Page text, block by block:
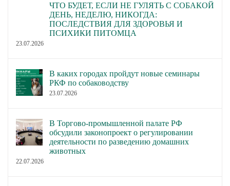
ЧТО БУДЕТ, ЕСЛИ НЕ ГУЛЯТЬ С СОБАКОЙ
ДЕНЬ, НЕДЕЛЮ, НИКОГДА:
ПОСЛЕДСТВИЯ ДЛЯ ЗДОРОВЬЯ И
ПСИХИКИ ПИТОМЦА
23.07.2026
В каких городах пройдут новые семинары
РКФ по собаководству
23.07.2026
В Торгово-промышленной палате РФ
обсудили законопроект о регулировании
деятельности по разведению домашних
животных
22.07.2026